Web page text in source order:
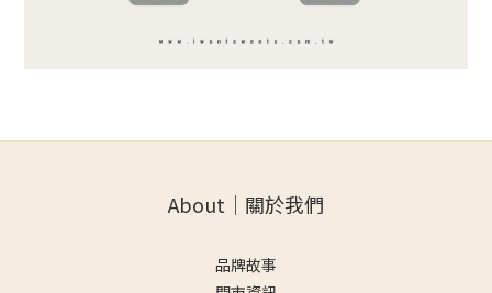
About｜關於我們
品牌故事